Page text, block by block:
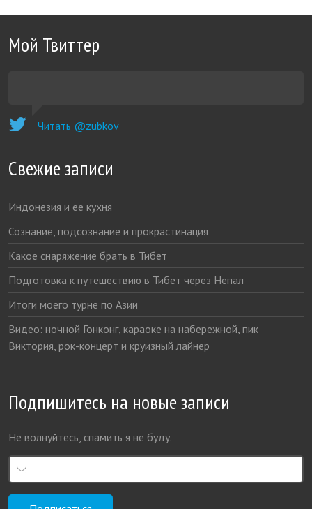
Мой Твиттер
Читать @zubkov
Свежие записи
Индонезия и ее кухня
Сознание, подсознание и прокрастинация
Какое снаряжение брать в Тибет
Подготовка к путешествию в Тибет через Непал
Итоги моего турне по Азии
Видео: ночной Гонконг, караоке на набережной, пик
Виктория, рок-концерт и круизный лайнер
Подпишитесь на новые записи
Не волнуйтесь, спамить я не буду.